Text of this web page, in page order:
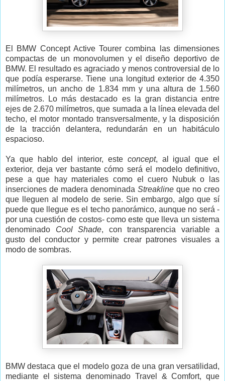
El BMW Concept Active Tourer combina las dimensiones
compactas de un monovolumen y el diseño deportivo de
BMW. El resultado es agraciado y menos controversial de lo
que podía esperarse. Tiene una longitud exterior de 4.350
milímetros, un ancho de 1.834 mm y una altura de 1.560
milímetros. Lo más destacado es la gran distancia entre
ejes de 2.670 milímetros, que sumada a la línea elevada del
techo, el motor montado transversalmente, y la disposición
de la tracción delantera, redundarán en un habitáculo
espacioso.
Ya que hablo del interior, este concept, al igual que el
exterior, deja ver bastante cómo será el modelo definitivo,
pese a que hay materiales como el cuero Nubuk o las
inserciones de madera denominada Streakline que no creo
que lleguen al modelo de serie. Sin embargo, algo que sí
puede que llegue es el techo panorámico, aunque no será -
por una cuestión de costos- como este que lleva un sistema
denominado Cool Shade, con transparencia variable a
gusto del conductor y permite crear patrones visuales a
modo de sombras.
BMW destaca que el modelo goza de una gran versatilidad,
mediante el sistema denominado Travel & Comfort, que